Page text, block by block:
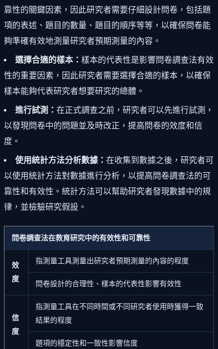
靠性的關鍵因素，因此研究者需要仔細設計問卷，包括題
項的表述、題目的數量、題目的順序等等，以確保問卷能
夠準確有效地測量研究者預期測量的內容。
選擇合適的樣本： 樣本的代表性是影響問卷調查法有效
性的重要因素，因此研究者需要選擇合適的樣本，以確保
樣本能夠代表研究者想要研究的總體。
進行試測： 在正式調查之前，研究者可以先進行試測，
以發現問卷中的問題並及時改正，提高問卷的效度和信
度。
使用統計方法分析數據： 在收集到數據之後，研究者可
以使用統計方法對數據進行分析，以提高問卷調查法的可
靠性和有效性。統計方法可以幫助研究者發現數據中的規
律，並檢驗研究假設。
問卷調查法在教育研究中的有效性和可靠性
效
度
指測量工具測量出研究者預期測量的內容的程度
問卷設計的合理性、樣本的代表性影響有效性
信
度
指測量工具在不同時間或不同研究者使用時獲得一致
結果的程度
題項的穩定性和一致性影響信度